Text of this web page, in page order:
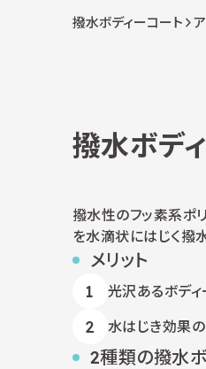
撥水ボディーコート
撥水ボデ
撥水性のフッ素系ポ
を水滴状にはじく撥
メリット
光沢あるボデ
水はじき効果
2種類の撥水